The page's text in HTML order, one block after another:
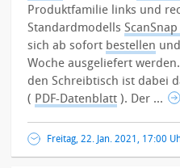
Produktfamilie links und
Standardmodells
sich ab sofort bestellen
Woche ausgeliefert werden.
den Schreibtisch ist dabei
( PDF-Datenblatt ). Der ...
Freitag, 22. Jan. 2021, 17:00